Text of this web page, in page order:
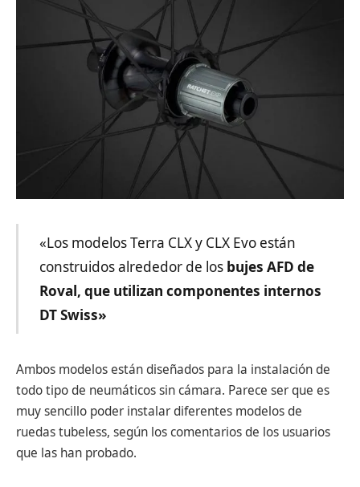
«Los modelos Terra CLX y CLX Evo están
construidos alrededor de los bujes AFD de
Roval, que utilizan componentes internos
DT Swiss»
Ambos modelos están diseñados para la instalación de
todo tipo de neumáticos sin cámara. Parece ser que es
muy sencillo poder instalar diferentes modelos de
ruedas tubeless, según los comentarios de los usuarios
que las han probado.